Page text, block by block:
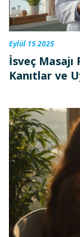
Eylül 15 2025
İsveç Masajı
Kanıtlar ve